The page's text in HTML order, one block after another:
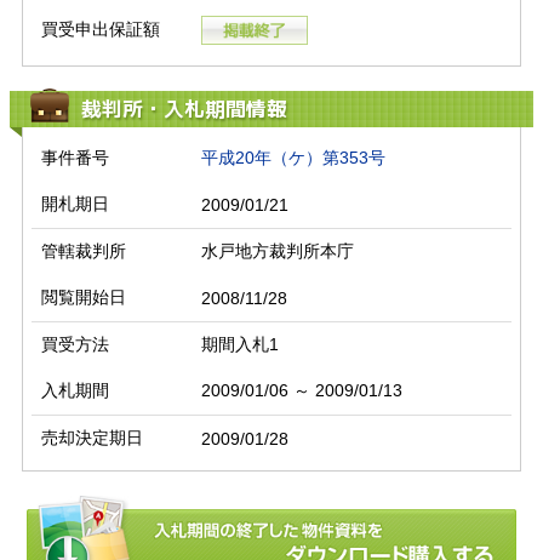
買受申出保証額
裁判所・入札期間情報
事件番号 平成20年（ケ）第353号
開札期日 2009/01/21
管轄裁判所 水戸地方裁判所本庁
閲覧開始日 2008/11/28
買受方法 期間入札1
入札期間 2009/01/06 ～ 2009/01/13
売却決定期日 2009/01/28